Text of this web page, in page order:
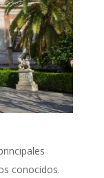
conocidos.